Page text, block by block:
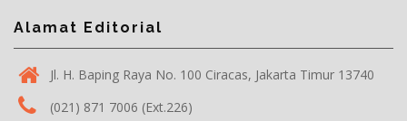
Alamat Editorial
Jl. H. Baping Raya No. 100 Ciracas, Jakarta Timur 13740
(021) 871 7006 (Ext.226)